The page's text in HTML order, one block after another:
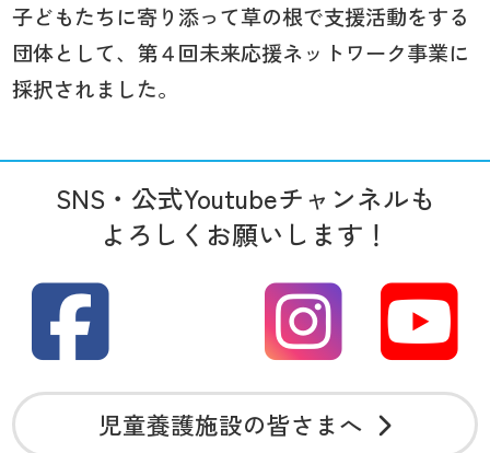
子どもたちに寄り添って草の根で支援活動をする
団体として、第４回未来応援ネットワーク事業に
採択されました。
SNS・公式Youtubeチャンネルも
よろしくお願いします！
児童養護施設の皆さまへ